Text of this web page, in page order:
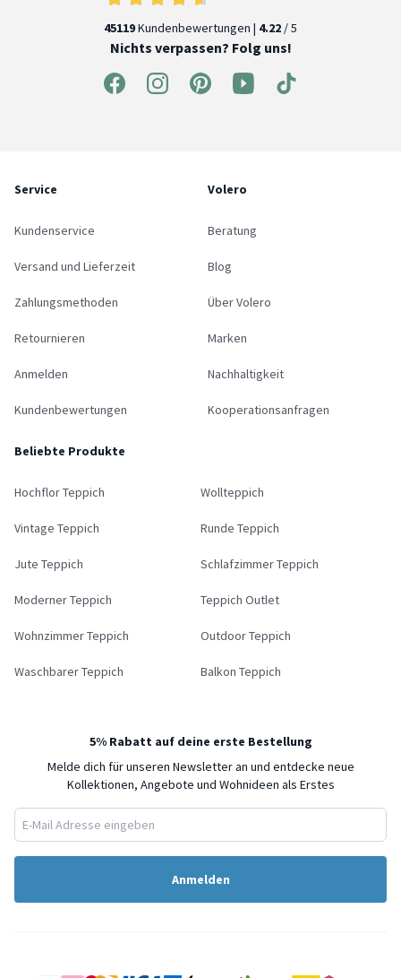
45119Kundenbewertungen | 4.22 / 5
Nichts verpassen? Folg uns!
Service
Kundenservice
Versand und Lieferzeit
Zahlungsmethoden
Retournieren
Anmelden
Kundenbewertungen
Volero
Beratung
Blog
Über Volero
Marken
Nachhaltigkeit
Kooperationsanfragen
Beliebte Produkte
Hochflor Teppich Wollteppich
Vintage Teppich Runde Teppich
Jute Teppich Schlafzimmer Teppich
Moderner Teppich Teppich Outlet
Wohnzimmer Teppich Outdoor Teppich
Waschbarer Teppich Balkon Teppich
5% Rabatt auf deine erste Bestellung
Melde dich für unseren Newsletter an und entdecke neue
Kollektionen, Angebote und Wohnideen als Erstes
Anmelden